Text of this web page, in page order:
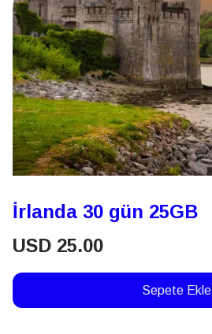
İrlanda 30 gün 25GB
USD 25.00
Sepete Ekle